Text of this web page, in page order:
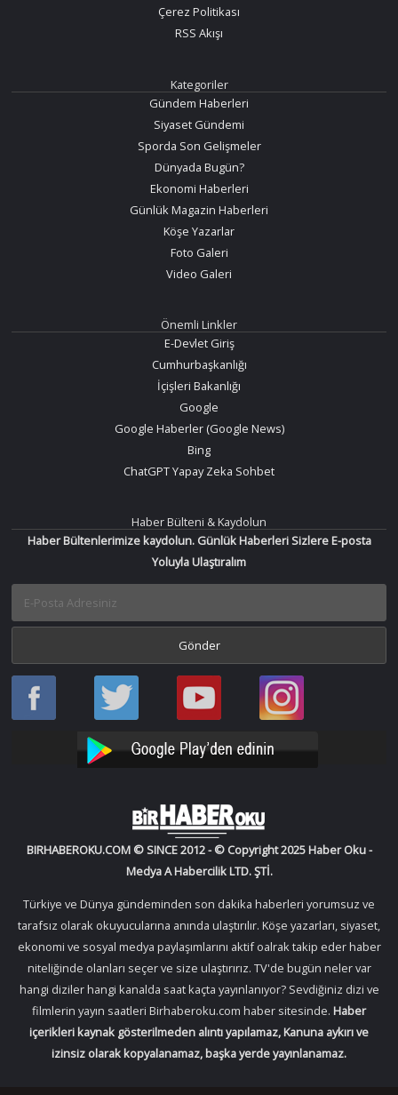
Çerez Politikası
RSS Akışı
Kategoriler
Gündem Haberleri
Siyaset Gündemi
Sporda Son Gelişmeler
Dünyada Bugün?
Ekonomi Haberleri
Günlük Magazin Haberleri
Köşe Yazarlar
Foto Galeri
Video Galeri
Önemli Linkler
E-Devlet Giriş
Cumhurbaşkanlığı
İçişleri Bakanlığı
Google
Google Haberler (Google News)
Bing
ChatGPT Yapay Zeka Sohbet
Haber Bülteni & Kaydolun
Haber Bültenlerimize kaydolun. Günlük Haberleri Sizlere E-posta
Yoluyla Ulaştıralım
Haber
Oku
Haber
Oku
Bir
Haber
YouTube
Bir
Haber
Instagram
BIRHABEROKU.COM © SINCE 2012 - © Copyright 2025 Haber Oku -
Medya A Habercilik LTD. ŞTİ.
Türkiye ve Dünya gündeminden son dakika haberleri yorumsuz ve
tarafsız olarak okuyucularına anında ulaştırılır. Köşe yazarları, siyaset,
ekonomi ve sosyal medya paylaşımlarını aktif oalrak takip eder haber
niteliğinde olanları seçer ve size ulaştırırız. TV'de bugün neler var
hangi diziler hangi kanalda saat kaçta yayınlanıyor? Sevdiğiniz dizi ve
filmlerin yayın saatleri Birhaberoku.com haber sitesinde. Haber
içerikleri kaynak gösterilmeden alıntı yapılamaz, Kanuna aykırı ve
izinsiz olarak kopyalanamaz, başka yerde yayınlanamaz.